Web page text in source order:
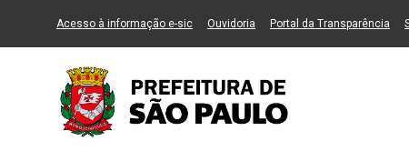
Ir ao Conteúdo Ir para menu principal 2 Ir para busca
Acesso à informação e-sic(Link para um novo sítio)
Ouvidoria (Link para um novo sítio)
Portal da Transparência